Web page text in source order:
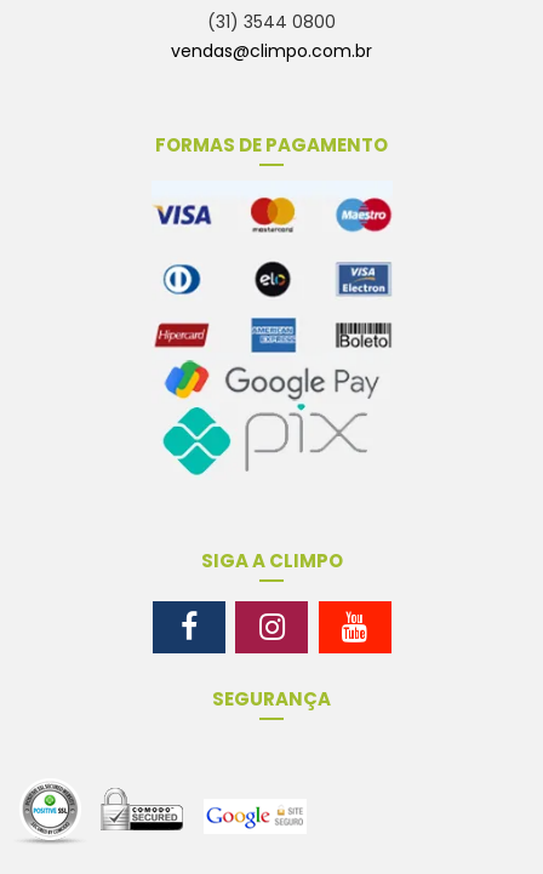
(31) 3544 0800
vendas@climpo.com.br
FORMAS DE PAGAMENTO
SIGA A CLIMPO
SEGURANÇA